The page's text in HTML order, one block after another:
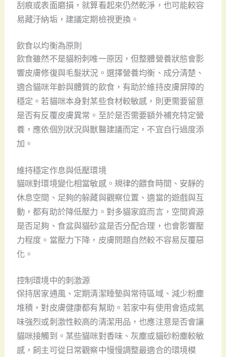
刮痕或表面磨損，就算看起來仍然乾淨，也可能較容
易藏汙納垢，建議定期檢視更換。
飲食以均衡為原則
飲食雖然不是貓粉刺唯一原因，但整體營養狀態會影
響皮膚修復與毛髮狀況。選擇營養均衡、成分清楚、
適合貓咪年齡與體質的飲食，有助於維持皮膚屏障的
穩定。若貓咪本身對某些食材較敏感，則更需要留意
是否有反覆皮膚異常。至於是否需要額外補充特定營
養，應依個別狀況與獸醫建議而定，不宜自行過度添
加。
維持穩定作息與低壓環境
貓咪對環境變化相當敏感。規律的餵食時間、安靜的
休息空間、足夠的躲藏與觀察位置、適當的遊戲與互
動，都有助於降低壓力。對多貓家庭而言，空間資源
是否足夠、食盆與貓砂盆是否分配合理，也會影響壓
力程度。當壓力下降，皮膚問題自然較不容易反覆惡
化。
控制環境中的刺激源
保持居家通風、定期清潔睡墊與常待區域、減少粉塵
堆積，對皮膚健康都有幫助。若家中有使用會造成氣
味強烈或刺激性較高的清潔用品，也應注意是否會讓
貓咪接觸到。某些貓咪對香味、灰塵或貓砂粉塵較敏
感，飼主可從日常觀察中慢慢調整最適合的環境模